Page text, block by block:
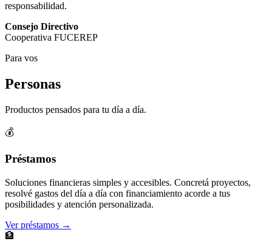
responsabilidad.
Consejo Directivo
Cooperativa FUCEREP
Para vos
Personas
Productos pensados para tu día a día.
💰
Préstamos
Soluciones financieras simples y accesibles. Concretá proyectos,
resolvé gastos del día a día con financiamiento acorde a tus
posibilidades y atención personalizada.
Ver préstamos →
🏦